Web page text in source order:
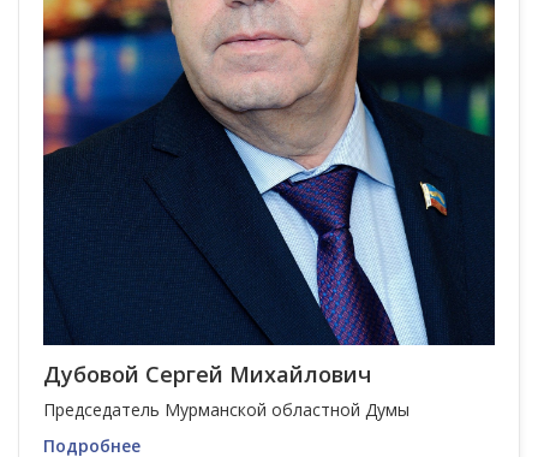
Дубовой Сергей Михайлович
Председатель Мурманской областной Думы
Подробнее